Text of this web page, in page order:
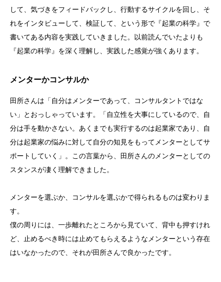
して、気づきをフィードバックし、行動するサイクルを回し、そ
れをインタビューして、検証して、という形で『起業の科学』で
書いてある内容を実践していきました。以前読んでいたよりも
『起業の科学』を深く理解し、実践した感覚が強くあります。
メンターかコンサルか
田所さんは「自分はメンターであって、コンサルタントではな
い」とおっしゃっています。「自立性を大事にしているので、自
分は手を動かさない。あくまでも実行するのは起業家であり、自
分は起業家の悩みに対して自分の知見をもってメンターとしてサ
ポートしていく」。この言葉から、田所さんのメンターとしての
スタンスが凄く理解できました。
メンターを選ぶか、コンサルを選ぶかで得られるものは変わりま
す。
僕の周りには、一歩離れたところから見ていて、背中も押すけれ
ど、止めるべき時には止めてもらえるようなメンターという存在
はいなかったので、それが田所さんで良かったです。